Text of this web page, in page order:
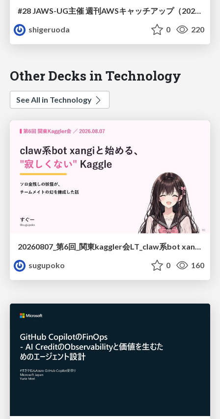
#28 JAWS-UG主催 週刊AWSキャッチアップ（2024/4/15週）
shigeruoda
0 220
Other Decks in Technology
See All in Technology
sugupoko
0 160